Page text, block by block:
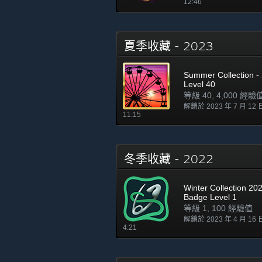
12:46
夏季收藏 - 2023
Summer Collection -
Level 40
等級 40, 4,000 經驗
解鎖於 2023 年 7 月 12
11:15
冬季收藏 - 2022
Winter Collection
Badge Level 1
等級 1, 100 經驗值
解鎖於 2023 年 4 月 16
4:21